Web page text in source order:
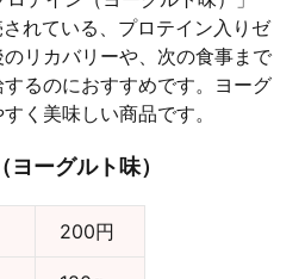
れている、プロテイン入りゼ
リカバリーや、次の食事まで
るのにおすすめです。ヨーグ
く美味しい商品です。
ーグルト味）
200円